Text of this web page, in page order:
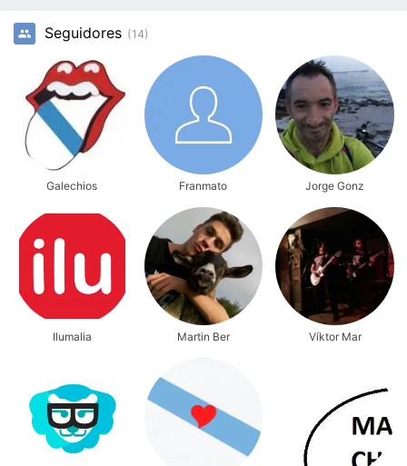
Seguidores (14)
Galechios Franmato Jorge Gonz
Ilumalia Martin Ber Víktor Mar